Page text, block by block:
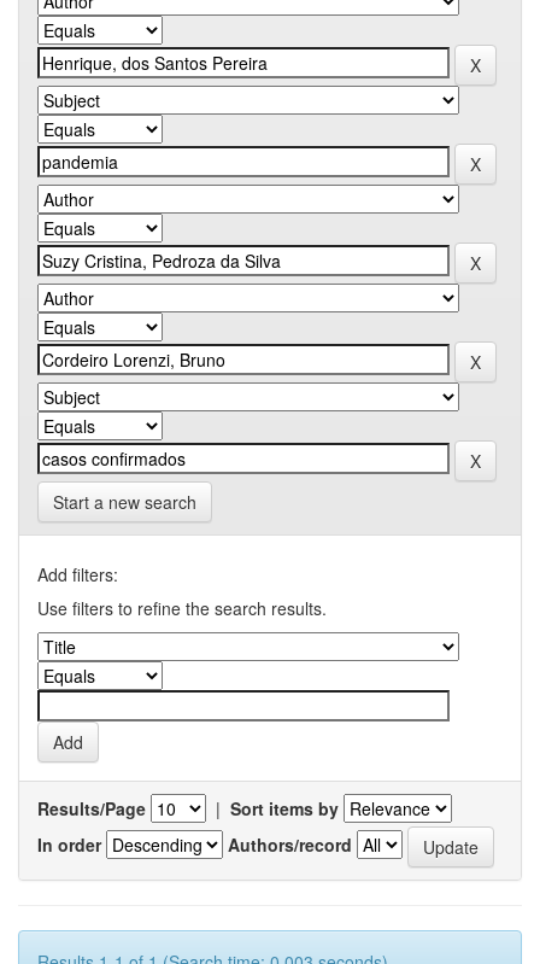
Start a new search
Add filters:
Use filters to refine the search results.
Results/Page | Sort items by
In order
Authors/record